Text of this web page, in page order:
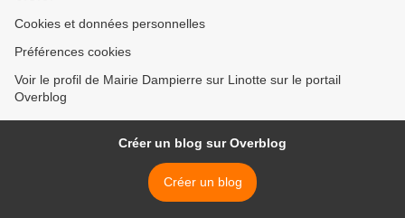
Cookies et données personnelles
Préférences cookies
Voir le profil de Mairie Dampierre sur Linotte sur le portail
Overblog
Créer un blog sur Overblog
Créer un blog